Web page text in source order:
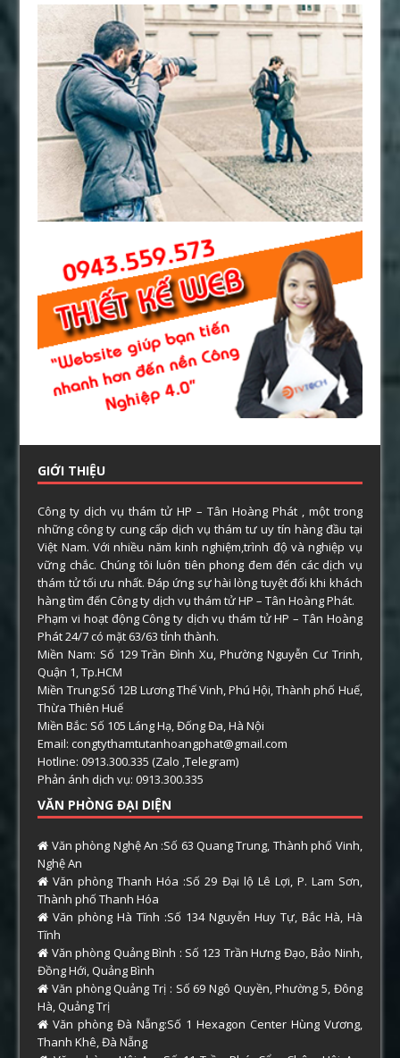
GIỚI THIỆU
Công ty dịch vụ thám tử HP – Tân Hoàng Phát , một trong
những công ty cung cấp dịch vụ thám tư uy tín hàng đầu tại
Việt Nam. Với nhiều năm kinh nghiệm,trình độ và nghiệp vụ
vững chắc. Chúng tôi luôn tiên phong đem đến các dịch vụ
thám tử tối ưu nhất. Đáp ứng sự hài lòng tuyệt đối khi khách
hàng tìm đến Công ty dịch vụ thám tử HP – Tân Hoàng Phát.
Phạm vi hoạt động Công ty dịch vụ thám tử HP – Tân Hoàng
Phát 24/7 có mặt 63/63 tỉnh thành.
Miền Nam: Số 129 Trần Đình Xu, Phường Nguyễn Cư Trinh,
Quận 1, Tp.HCM
Miền Trung:Số 12B Lương Thế Vinh, Phú Hội, Thành phố Huế,
Thừa Thiên Huế
Miền Bắc: Số 105 Láng Hạ, Đống Đa, Hà Nội
Email: congtythamtutanhoangphat@gmail.com
Hotline: 0913.300.335 (Zalo ,Telegram)
Phản ánh dịch vụ: 0913.300.335
VĂN PHÒNG ĐẠI DIỆN
Văn phòng Nghệ An :Số 63 Quang Trung, Thành phố Vinh,
Nghệ An
Văn phòng Thanh Hóa :Số 29 Đại lộ Lê Lợi, P. Lam Sơn,
Thành phố Thanh Hóa
Văn phòng Hà Tĩnh :Số 134 Nguyễn Huy Tự, Bắc Hà, Hà
Tĩnh
Văn phòng Quảng Bình : Số 123 Trần Hưng Đạo, Bảo Ninh,
Đồng Hới, Quảng Bình
Văn phòng Quảng Trị : Số 69 Ngô Quyền, Phường 5, Đông
Hà, Quảng Trị
Văn phòng Đà Nẵng:Số 1 Hexagon Center Hùng Vương,
Thanh Khê, Đà Nẵng